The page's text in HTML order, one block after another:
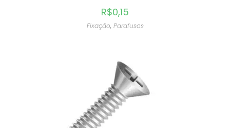
R$0,15
Fixação, Parafusos